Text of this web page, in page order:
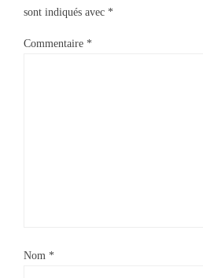
sont indiqués avec *
Commentaire *
Nom *